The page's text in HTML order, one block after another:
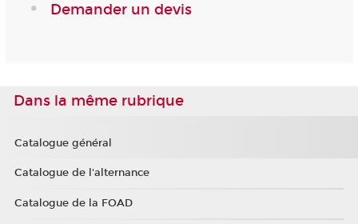
Demander un devis
Dans la même rubrique
Catalogue général
Catalogue de l'alternance
Catalogue de la FOAD